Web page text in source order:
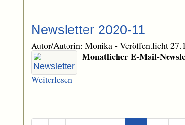
Newsletter 2020-11
Autor/Autorin: Monika - Veröffentlicht
Monatlicher E-Mail-
Weiterlesen